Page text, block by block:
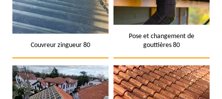
Couvreur zingueur 80
Pose et changement de
gouttières 80